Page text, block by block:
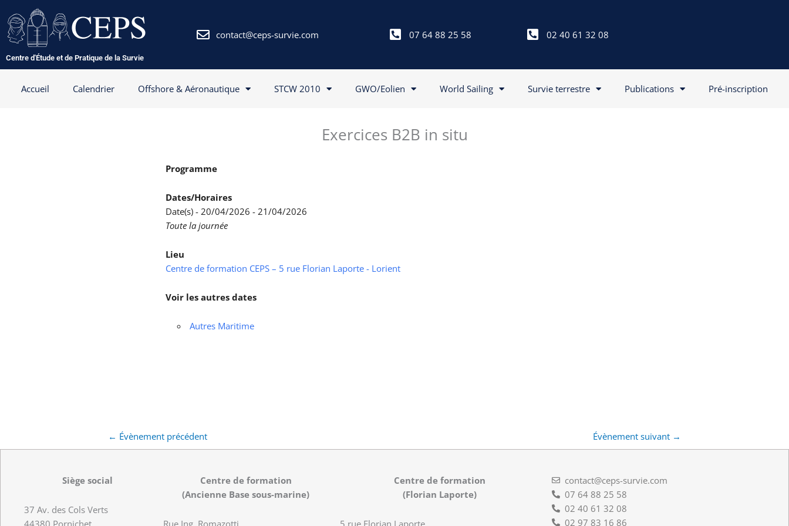
au
contenu
Centre d'Étude et de Pratique de la Survie
contact@ceps-survie.com 07 64 88 25 58 02 40 61 32 08
Accueil Calendrier Offshore & Aéronautique STCW 2010 GWO/Eolien World Sailing Survie terrestre Publications Pré-inscription
Exercices B2B in situ
Programme
Dates/Horaires
Date(s) - 20/04/2026 - 21/04/2026
Toute la journée
Lieu
Centre de formation CEPS – 5 rue Florian Laporte - Lorient
Voir les autres dates
Autres Maritime
← Évènement précédent Évènement suivant →
Siège social
37 Av. des Cols Verts
Centre de formation
(Ancienne Base sous-marine)
Centre de formation
(Florian Laporte)
contact@ceps-survie.com
07 64 88 25 58
02 40 61 32 08
02 97 83 16 86